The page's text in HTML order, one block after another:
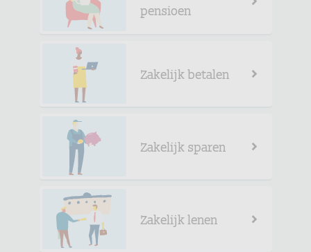
pensioen
Zakelijk betalen
Zakelijk sparen
Zakelijk lenen